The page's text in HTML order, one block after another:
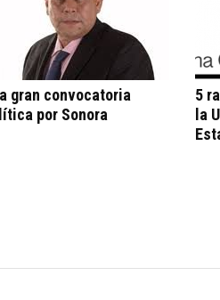
gran convocatoria
por Sonora
5
la